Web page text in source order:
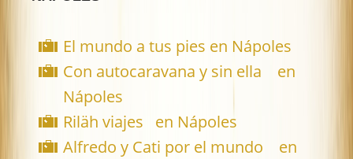
El mundo a tus pies en Nápoles
Con autocaravana y sin ella en
Nápoles
Riläh viajes en Nápoles
Alfredo y Cati por el mundo en